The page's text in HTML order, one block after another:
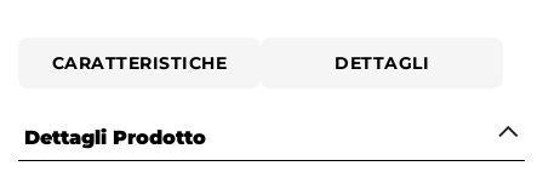
CARATTERISTICHE DETTAGLI
Dettagli Prodotto